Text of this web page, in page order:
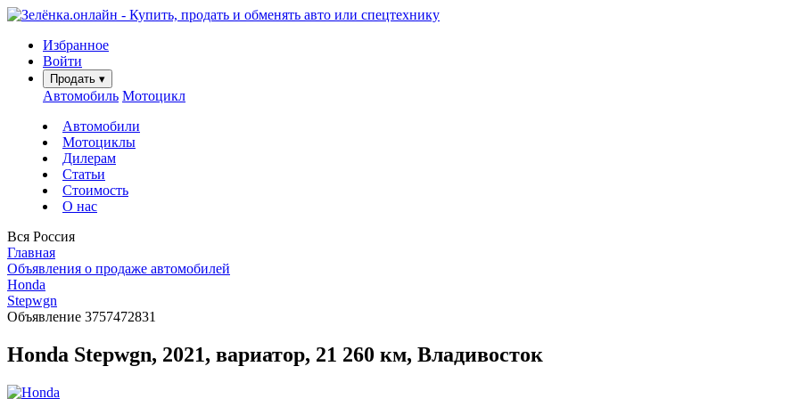
Избранное
Войти
Продать ▾
Автомобиль Мотоцикл
Автомобили
Мотоциклы
Дилерам
Статьи
Стоимость
О нас
Вся Россия
Главная
Объявления о продаже автомобилей
Honda
Stepwgn
Объявление 3757472831
Honda Stepwgn, 2021, вариатор, 21 260 км, Владивосток